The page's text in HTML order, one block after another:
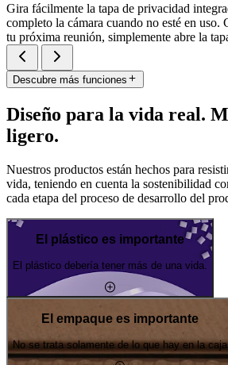
Gira fácilmente la tapa de privacidad
completo la cámara cuando no esté en uso.
tu próxima reunión, simplemente abre la
Descubre más funciones
Diseño para la vida real.
ligero.
Nuestros productos están hechos para
vida, teniendo en cuenta la sostenibilidad
cada etapa del proceso de desarrollo del
El plástico es importante
El plástico debería tener más de una vida.
El empaque es importante
No se trata solamente de lo que hay en la caja